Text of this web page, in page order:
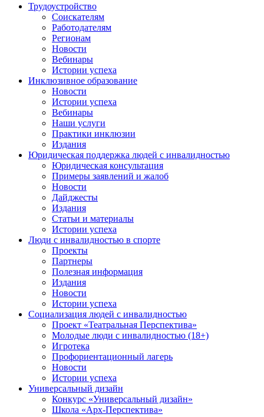
Трудоустройство
Соискателям
Работодателям
Регионам
Новости
Вебинары
Истории успеха
Инклюзивное образование
Новости
Истории успеха
Вебинары
Наши услуги
Практики инклюзии
Издания
Юридическая поддержка людей с инвалидностью
Юридическая консультация
Примеры заявлений и жалоб
Новости
Дайджесты
Издания
Статьи и материалы
Истории успеха
Люди с инвалидностью в спорте
Проекты
Партнеры
Полезная информация
Издания
Новости
Истории успеха
Социализация людей с инвалидностью
Проект «Театральная Перспектива»
Молодые люди с инвалидностью (18+)
Игротека
Профориентационный лагерь
Новости
Истории успеха
Универсальный дизайн
Конкурс «Универсальный дизайн»
Школа «Арх-Перспектива»